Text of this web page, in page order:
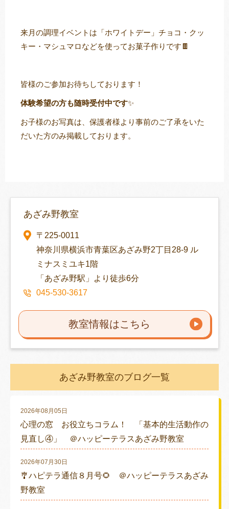
来月の調理イベントは「ホワイトデー」チョコ・クッ
キー・マシュマロなどを使ってお菓子作りです🍫
皆様のご参加お待ちしております！
体験希望の方も随時受付中です✨
お子様のお写真は、保護者様より事前のご了承をいた
だいた方のみ掲載しております。
あざみ野教室
〒225-0011
神奈川県横浜市青葉区あざみ野2丁目28-9 ル
ミナスミユキ1階
「あざみ野駅」より徒歩6分
045-530-3617
教室情報はこちら
あざみ野教室のブログ一覧
2026年08月05日
心理の窓 お役立ちコラム！ 「基本的生活動作の
見直し④」 ＠ハッピーテラスあざみ野教室
2026年07月30日
🎐ハピテラ通信８月号🌻 ＠ハッピーテラスあざみ
野教室